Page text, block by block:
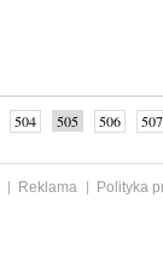
504 505 506
507
Reklama
Polityka